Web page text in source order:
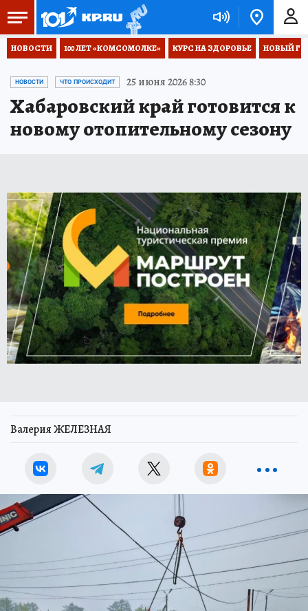
НОВОСТИ 100 ЛЕТ «КОМСОМОЛКЕ» КУРС НА ЗДОРОВЬЕ НОВЫЙ
НОВОСТИ ЧТО ПРОИСХОДИТ 25 июня 2026 8:30
Хабаровский край готовится к
новому отопительному сезону
Валерия ЖЕЛЕЗНАЯ